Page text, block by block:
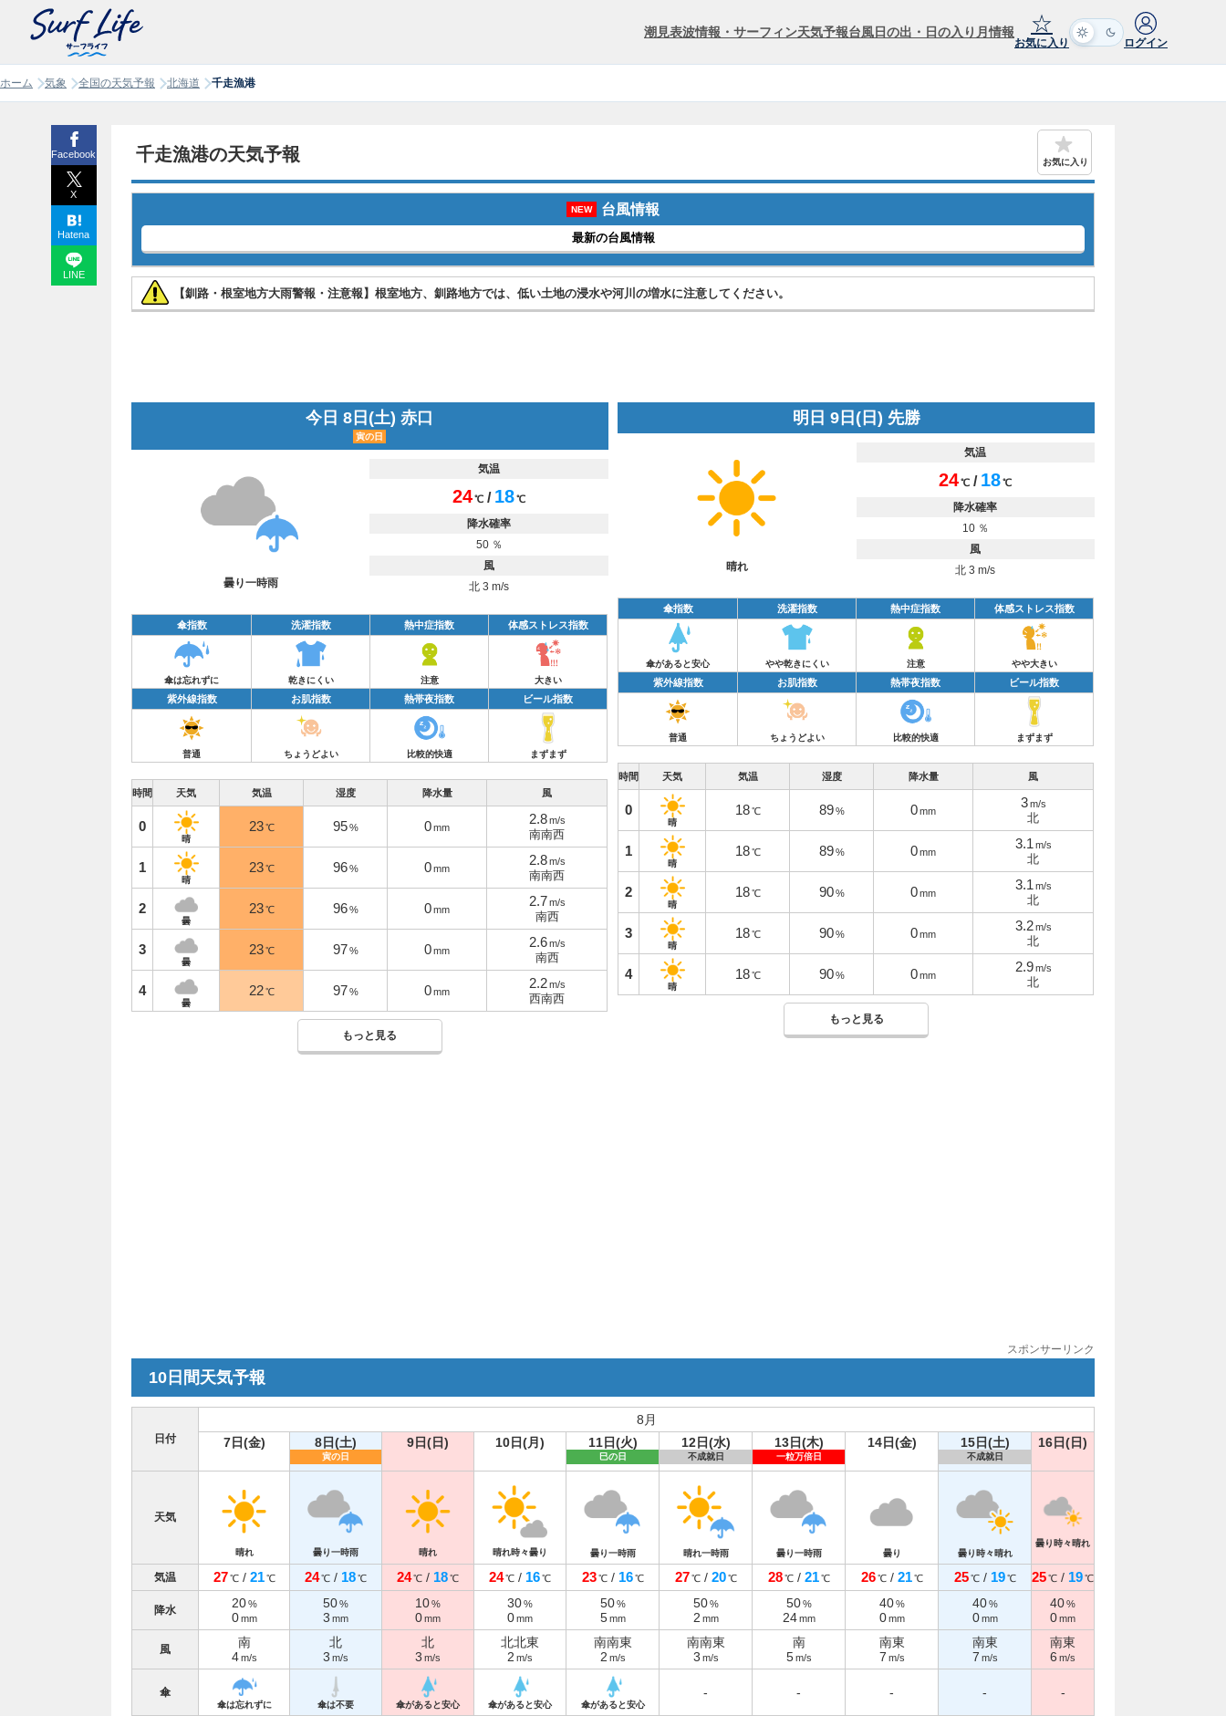
潮見表波情報・サーフィン天気予報台風日の出・日の入り 月情報 ☆
お気に入り ログイン
ホーム 気象 全国の天気予報 北海道 千走漁港
千走漁港の天気予報 お気に入り
NEW 台風情報
最新の台風情報
【釧路・根室地方大雨警報・注意報】根室地方、釧路地方では、低い土地の浸水や河川の増水に注意してください。
今日 8日(土) 赤口
寅の日
曇り一時雨
気温
24℃ / 18℃
降水確率
50 ％
風
北 3 m/s
傘指数 洗濯指数 熱中症指数 体感ストレス指数
傘は忘れずに 乾きにくい 注意 大きい
紫外線指数 お肌指数 熱帯夜指数 ビール指数
普通 ちょうどよい 比較的快適 まずまず
時間 天気 気温 湿度 降水量 風
0
晴
23 ℃ 95 % 0mm
2.8 m/s
南南西
1
晴
23 ℃ 96 % 0mm
2.8 m/s
南南西
2
曇
23 ℃ 96 % 0mm
2.7 m/s
南西
3
曇
23 ℃ 97 % 0mm
2.6 m/s
南西
4
曇
22 ℃ 97 % 0mm
2.2 m/s
西南西
もっと見る
明日 9日(日) 先勝
晴れ
気温
24℃ / 18℃
降水確率
10 ％
風
北 3 m/s
傘指数 洗濯指数 熱中症指数 体感ストレス指数
傘があると安心 やや乾きにくい 注意 やや大きい
紫外線指数 お肌指数 熱帯夜指数 ビール指数
普通 ちょうどよい 比較的快適 まずまず
時間 天気 気温 湿度 降水量 風
0
晴
18℃ 89% 0mm
3m/s
北
1
晴
18℃ 89% 0mm
3.1 m/s
北
2
晴
18℃ 90% 0mm
3.1 m/s
北
3
晴
18℃ 90% 0mm
3.2m/s
北
4
晴
18℃ 90% 0mm
2.9m/s
北
もっと見る
スポンサーリンク
10日間天気予報
日付
8月
7日(金)
8日(土)
寅の日
9日(日) 10日(月) 11日(火)
巳の日
12日(水)
不成就日
13日(木)
一粒万倍日
14日(金) 15日(土)
不成就日
16日(日)
天気
晴れ 曇り一時雨 晴れ 晴れ時々曇り 曇り一時雨 晴れ一時雨 曇り一時雨 曇り 曇り時々晴れ
曇り時々晴れ
気温 27 ℃/ 21 ℃ 24℃ / 18℃ 24℃ / 18℃ 24℃ / 16℃ 23 ℃/ 16 ℃ 27 ℃/ 20 ℃ 28 ℃/ 21 ℃ 26 ℃/ 21 ℃ 25 ℃/ 19 ℃ 25℃ / 19℃
降水 20 %
0 mm
50%
3 mm
10%
0mm
30%
0mm
50 %
5 mm
50 %
2 mm
50 %
24 mm
40 %
0 mm
40 %
0 mm
40%
0mm
風
南
4 m/s
北
3 m/s
北
3 m/s
北北東
2 m/s
南南東
2 m/s
南南東
3 m/s
南
5 m/s
南東
7 m/s
南東
7 m/s
南東
6 m/s
傘
傘は忘れずに 傘は不要 傘があると安心 傘があると安心 傘があると安心
- - - - -
Facebook
X
Hatena
LINE